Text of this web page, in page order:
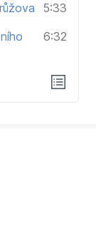
5:33
6:32